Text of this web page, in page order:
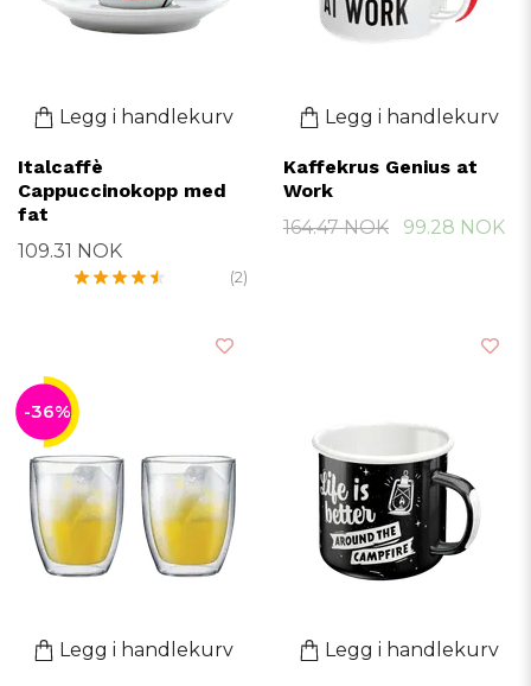
Legg i handlekurv
Italcaffè
Cappuccinokopp med
fat
109.31 NOK
(2)
Legg i handlekurv
Kaffekrus Genius at
Work
164.47 NOK
99.28 NOK
-36%
Legg i handlekurv Legg i handlekurv